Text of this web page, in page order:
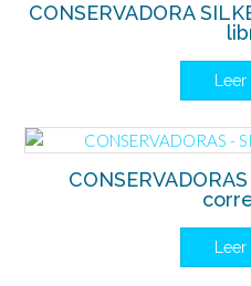
CONSERVADORA
Leer
Leer